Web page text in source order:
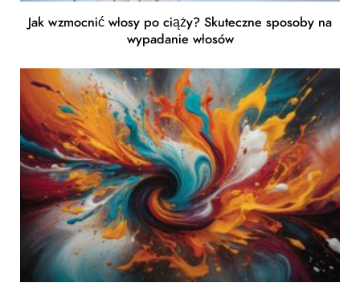
Jak wzmocnić włosy po ciąży? Skuteczne sposoby na
wypadanie włosów